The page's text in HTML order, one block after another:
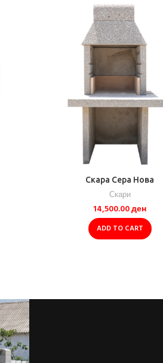
Скара Сера Нова
Скари
14,500.00ден
ADD TO CART